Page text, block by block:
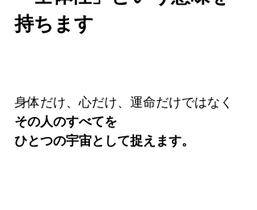
持ちます
身体だけ、心だけ、運命だけではなく
その人のすべてを
ひとつの宇宙として捉えます。